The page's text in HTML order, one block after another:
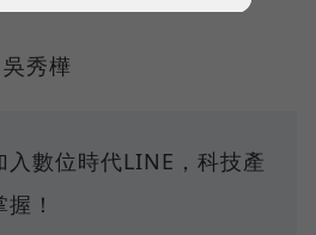
秀樺
入數位時代LINE，科技產
！